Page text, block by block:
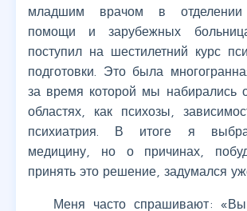
младшим врачом в отделении
помощи и зарубежных
поступил на шестилетний курс
подготовки. Это была
за время которой мы набирались
областях, как психозы,
психиатрия. В итоге я
медицину, но о причинах,
принять это решение, задумался
Меня часто спрашивают: «Вы